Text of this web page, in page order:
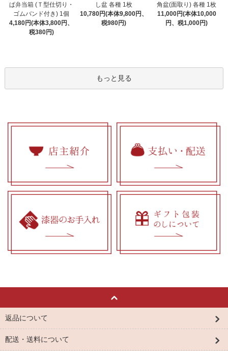
ぱ弁当箱 (Ｔ型仕切り・
ゴムバンド付き) 1個
4,180円(本体3,800円、
税380円)
し盆 各種 1枚
10,780円(本体9,800円、
税980円)
角盆(面取り) 各種 1枚
11,000円(本体10,000
円、税1,000円)
もっと見る
返品について
配送・送料について